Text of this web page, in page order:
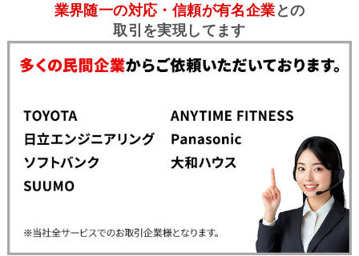
業界随一の対応・信頼が有名企業 との
取引を実現してます